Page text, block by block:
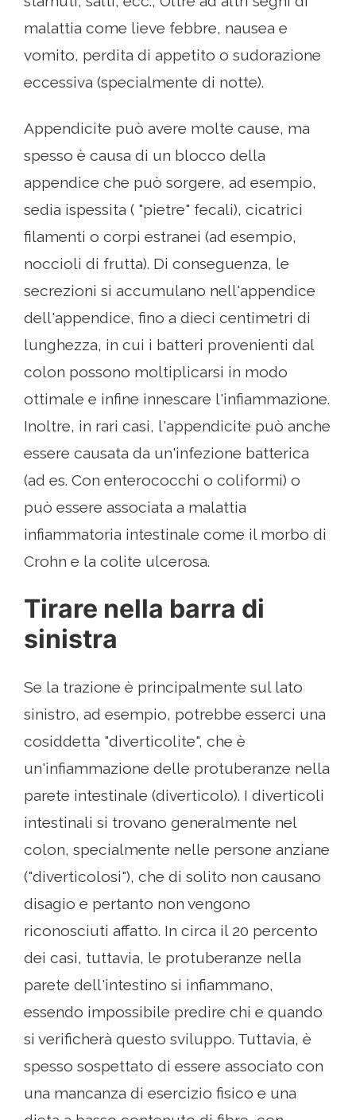
malattia come lieve febbre, nausea e
vomito, perdita di appetito o sudorazione
eccessiva (specialmente di notte).
Appendicite può avere molte cause, ma
spesso è causa di un blocco della
appendice che può sorgere, ad esempio,
sedia ispessita ( "pietre" fecali), cicatrici
filamenti o corpi estranei (ad esempio,
noccioli di frutta). Di conseguenza, le
secrezioni si accumulano nell'appendice
dell'appendice, fino a dieci centimetri di
lunghezza, in cui i batteri provenienti dal
colon possono moltiplicarsi in modo
ottimale e infine innescare l'infiammazione.
Inoltre, in rari casi, l'appendicite può anche
essere causata da un'infezione batterica
(ad es. Con enterococchi o coliformi) o
può essere associata a malattia
infiammatoria intestinale come il morbo di
Crohn e la colite ulcerosa.
Tirare nella barra di
sinistra
Se la trazione è principalmente sul lato
sinistro, ad esempio, potrebbe esserci una
cosiddetta "diverticolite", che è
un'infiammazione delle protuberanze nella
parete intestinale (diverticolo). I diverticoli
intestinali si trovano generalmente nel
colon, specialmente nelle persone anziane
("diverticolosi"), che di solito non causano
disagio e pertanto non vengono
riconosciuti affatto. In circa il 20 percento
dei casi, tuttavia, le protuberanze nella
parete dell'intestino si infiammano,
essendo impossibile predire chi e quando
si verificherà questo sviluppo. Tuttavia, è
spesso sospettato di essere associato con
una mancanza di esercizio fisico e una